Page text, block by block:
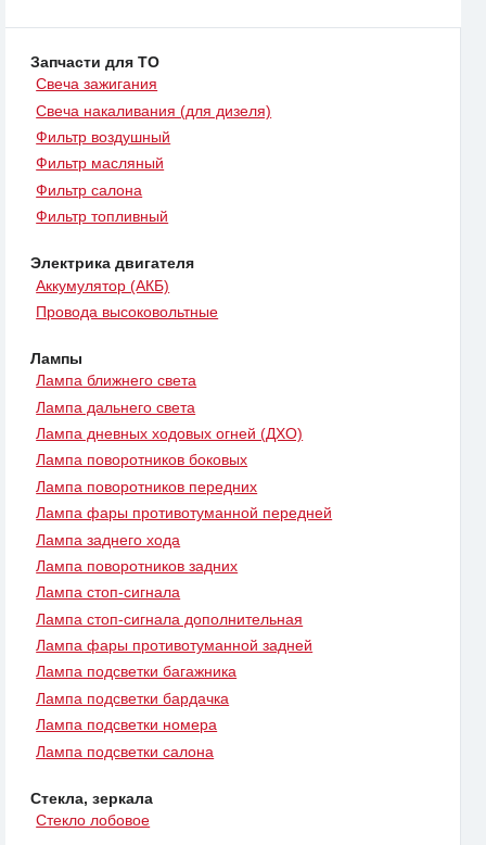
Запчасти для ТО
Свеча зажигания
Свеча накаливания (для дизеля)
Фильтр воздушный
Фильтр масляный
Фильтр салона
Фильтр топливный
Электрика двигателя
Аккумулятор (АКБ)
Провода высоковольтные
Лампы
Лампа ближнего света
Лампа дальнего света
Лампа дневных ходовых огней (ДХО)
Лампа поворотников боковых
Лампа поворотников передних
Лампа фары противотуманной передней
Лампа заднего хода
Лампа поворотников задних
Лампа стоп-сигнала
Лампа стоп-сигнала дополнительная
Лампа фары противотуманной задней
Лампа подсветки багажника
Лампа подсветки бардачка
Лампа подсветки номера
Лампа подсветки салона
Стекла, зеркала
Стекло лобовое